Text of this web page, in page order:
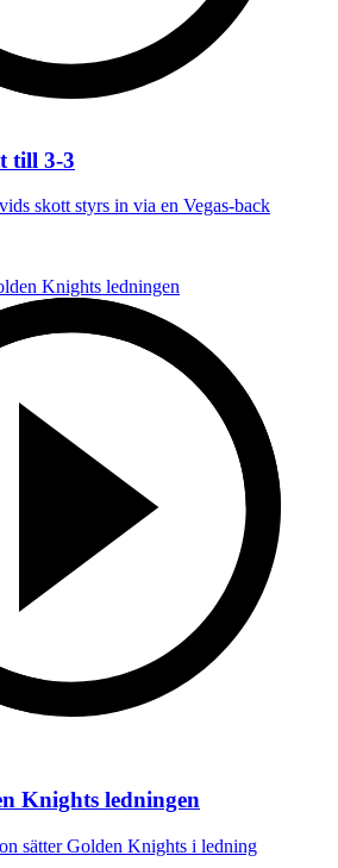
till 3-3
skott styrs in via en Vegas-back
Knights ledningen
sätter Golden Knights i ledning